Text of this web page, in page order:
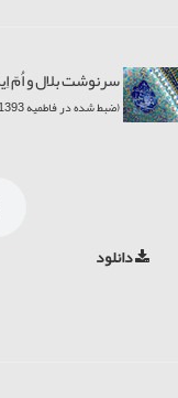
سرنوشت بلال و اُمّ
(ضبط شده در فاطمیه 1393- شب هشتم )
دانلود